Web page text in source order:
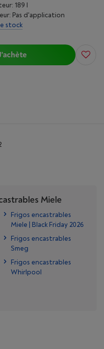
189 l
Pas d'application
stock
Miele
Frigos encastrables
Miele | Black Friday 2026
Frigos encastrables
Smeg
Frigos encastrables
Whirlpool